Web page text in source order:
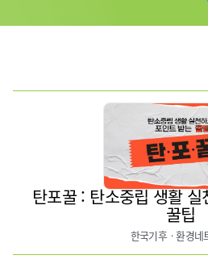
탄포꿀 : 탄소중립 생활
꿀팁
한국기후ㆍ환경네